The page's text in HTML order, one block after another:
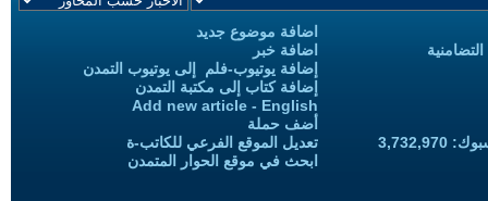
اضافة موضوع جديد
اضافة خبر
إضافة يوتيوب-فلم إلى يوتيوب التمدن
إضافة كتاب إلى مكتبة التمدن
Add new article - English
أضف حملة
تعديل الموقع الفرعي للكاتب-ة
ابحث في موقع الحوار المتمدن